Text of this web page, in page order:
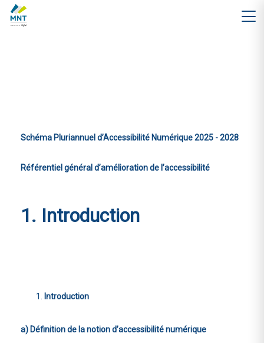
Schéma Pluriannuel d’Accessibilité Numérique 2025 - 2028
Référentiel général d’amélioration de l’accessibilité
1. Introduction
Introduction
a) Définition de la notion d’accessibilité numérique